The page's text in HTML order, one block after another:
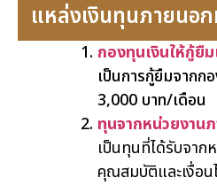
แหล่งเงินทุนภายนอ
กองทุนเงินให้กู้ยื
เป็นการกู้ยืมจากก
3,000 บาท/เดือน
ทุนจากหน่วยงาน
เป็นทุนที่ได้รับจา
คุณสมบัติและเงื่อน